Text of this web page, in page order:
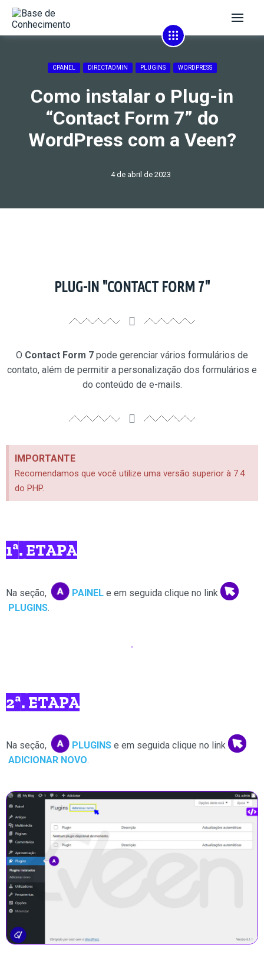
CPANEL DIRECTADMIN PLUGINS WORDPRESS
Como instalar o Plug-in
“Contact Form 7” do
WordPress com a Veen?
4 de abril de 2023
PLUG-IN "CONTACT FORM 7"
O Contact Form 7 pode gerenciar vários formulários de
contato, além de permitir a personalização dos formulários e
do conteúdo de e-mails.
IMPORTANTE
Recomendamos que você utilize uma versão superior à 7.4
do PHP.
1ª. ETAPA
Na seção, PAINEL e em seguida clique no link
PLUGINS.
2ª. ETAPA
Na seção, PLUGINS e em seguida clique no link
ADICIONAR NOVO.